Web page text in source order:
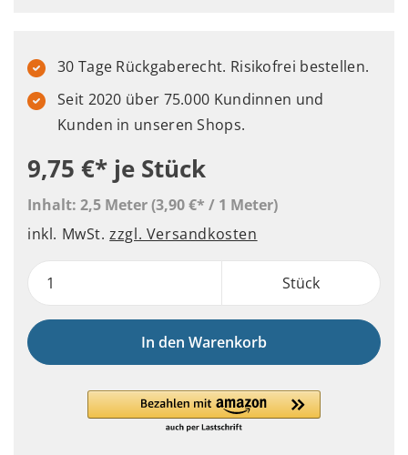
30 Tage Rückgaberecht. Risikofrei bestellen.
Seit 2020 über 75.000 Kundinnen und
Kunden in unseren Shops.
9,75 €* je Stück
Inhalt: 2,5 Meter(3,90 €* / 1 Meter)
inkl. MwSt.zzgl. Versandkosten
Stück
In den Warenkorb